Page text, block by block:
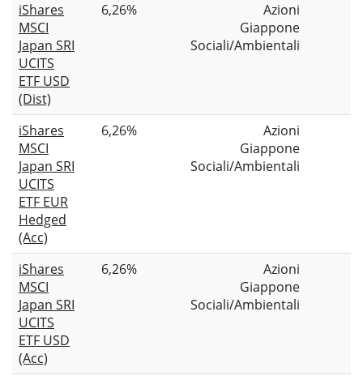
iShares
MSCI
Japan SRI
UCITS
ETF USD
(Dist)
6,26%
Azioni
Giappone
Sociali/Ambientali
iShares
MSCI
Japan SRI
UCITS
ETF EUR
Hedged
(Acc)
6,26%
Azioni
Giappone
Sociali/Ambientali
iShares
MSCI
Japan SRI
UCITS
ETF USD
(Acc)
6,26%
Azioni
Giappone
Sociali/Ambientali